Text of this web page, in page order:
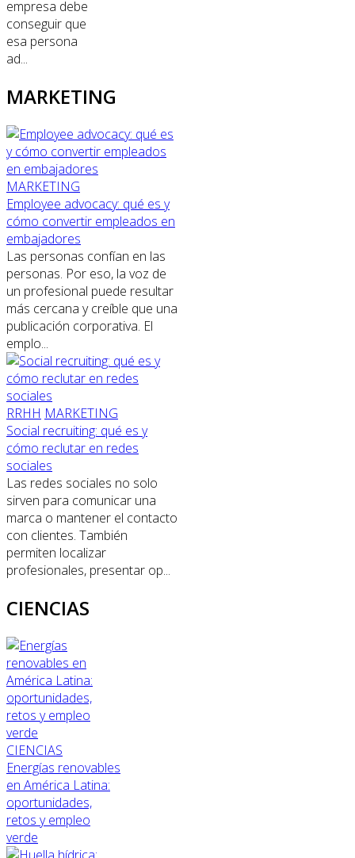
empresa debe
conseguir que
esa persona
ad...
MARKETING
MARKETING
Employee advocacy: qué es y
cómo convertir empleados en
embajadores
Las personas confían en las
personas. Por eso, la voz de
un profesional puede resultar
más cercana y creíble que una
publicación corporativa. El
emplo...
RRHH MARKETING
Social recruiting: qué es y
cómo reclutar en redes
sociales
Las redes sociales no solo
sirven para comunicar una
marca o mantener el contacto
con clientes. También
permiten localizar
profesionales, presentar op...
CIENCIAS
CIENCIAS
Energías renovables
en América Latina:
oportunidades,
retos y empleo
verde